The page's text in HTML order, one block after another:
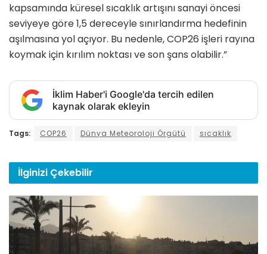
kapsamında küresel sıcaklık artışını sanayi öncesi
seviyeye göre 1,5 dereceyle sınırlandırma hedefinin
aşılmasına yol açıyor. Bu nedenle, COP26 işleri rayına
koymak için kırılım noktası ve son şans olabilir.”
İklim Haber'i Google'da tercih edilen
kaynak olarak ekleyin
Tags: COP26 Dünya Meteoroloji Örgütü sıcaklık
İlginizi Çekebilir